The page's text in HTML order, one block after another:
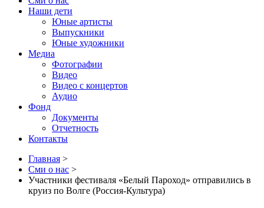
Наши дети
Юные артисты
Выпускники
Юные художники
Медиа
Фотографии
Видео
Видео с концертов
Аудио
Фонд
Документы
Отчетность
Контакты
Главная >
Сми о нас >
Участники фестиваля «Белый Пароход» отправились в
круиз по Волге (Россия-Культура)